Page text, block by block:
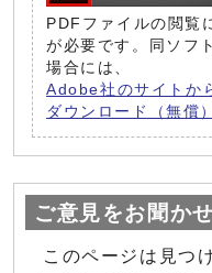
PDFファイルの閲
が必要です。同ソフ
場合には、
Adobe社のサイト
ダウンロード（無償
ご意見をお聞か
このページは見つ